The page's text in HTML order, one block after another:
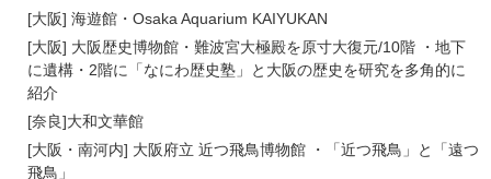
[大阪] 海遊館・Osaka Aquarium KAIYUKAN
[大阪] 大阪歴史博物館・難波宮大極殿を原寸大復元/10階 ・地下
に遺構・2階に「なにわ歴史塾」と大阪の歴史を研究を多角的に
紹介
[奈良]大和文華館
[大阪・南河内] 大阪府立 近つ飛鳥博物館 ・「近つ飛鳥」と「遠つ
飛鳥」